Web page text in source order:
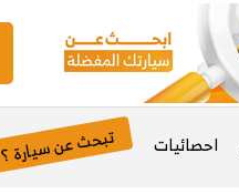
احصائيات تبحث عن سيارة